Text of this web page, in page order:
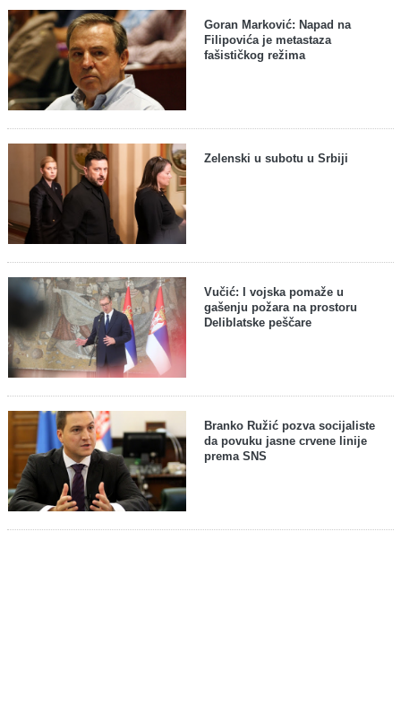
Goran Marković: Napad na
Filipovića je metastaza
fašističkog režima
Zelenski u subotu u Srbiji
Vučić: I vojska pomaže u
gašenju požara na prostoru
Deliblatske peščare
Branko Ružić pozva socijaliste
da povuku jasne crvene linije
prema SNS